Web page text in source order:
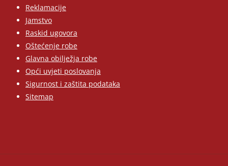
Reklamacije
Jamstvo
Raskid ugovora
Oštećenje robe
Glavna obilježja robe
Opći uvjeti poslovanja
Sigurnost i zaštita podataka
Sitemap